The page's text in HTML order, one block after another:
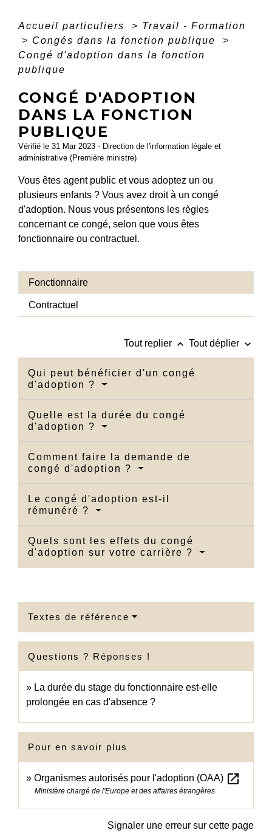
Accueil particuliers > Travail - Formation
> Congés dans la fonction publique
>
Congé d'adoption dans la fonction
publique
CONGÉ D'ADOPTION
DANS LA FONCTION
PUBLIQUE
Vérifié le 31 Mar 2023 - Direction de l'information légale et
administrative (Première ministre)
Vous êtes agent public et vous adoptez un ou
plusieurs enfants ? Vous avez droit à un congé
d'adoption. Nous vous présentons les règles
concernant ce congé, selon que vous êtes
fonctionnaire ou contractuel.
Fonctionnaire
Contractuel
Tout replier keyboard_arrow_up Tout déplier keyboard_arrow_down
Qui peut bénéficier d'un congé
d'adoption ?
Quelle est la durée du congé
d'adoption ?
Comment faire la demande de
congé d'adoption ?
Le congé d'adoption est-il
rémunéré ?
Quels sont les effets du congé
d'adoption sur votre carrière ?
Textes de référence
Questions ? Réponses !
La durée du stage du fonctionnaire est-elle
prolongée en cas d'absence ?
Pour en savoir plus
Organismes autorisés pour l'adoption (OAA) open_in_new
Ministère chargé de l'Europe et des affaires étrangères
Signaler une erreur sur cette page